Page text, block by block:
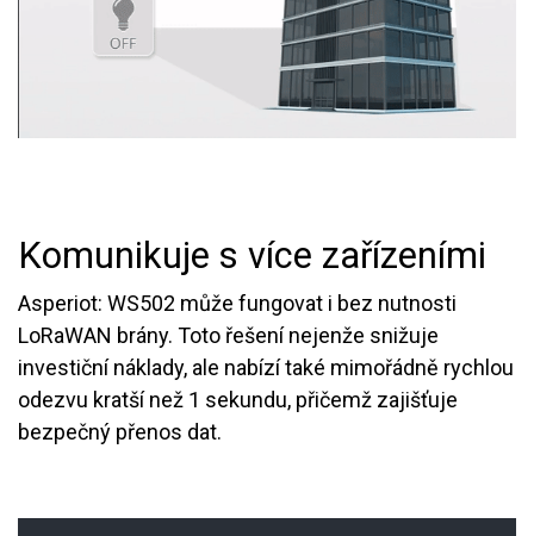
Komunikuje s více zařízeními
Asperiot: WS502 může fungovat i bez nutnosti
LoRaWAN brány. Toto řešení nejenže snižuje
investiční náklady, ale nabízí také mimořádně rychlou
odezvu kratší než 1 sekundu, přičemž zajišťuje
bezpečný přenos dat.